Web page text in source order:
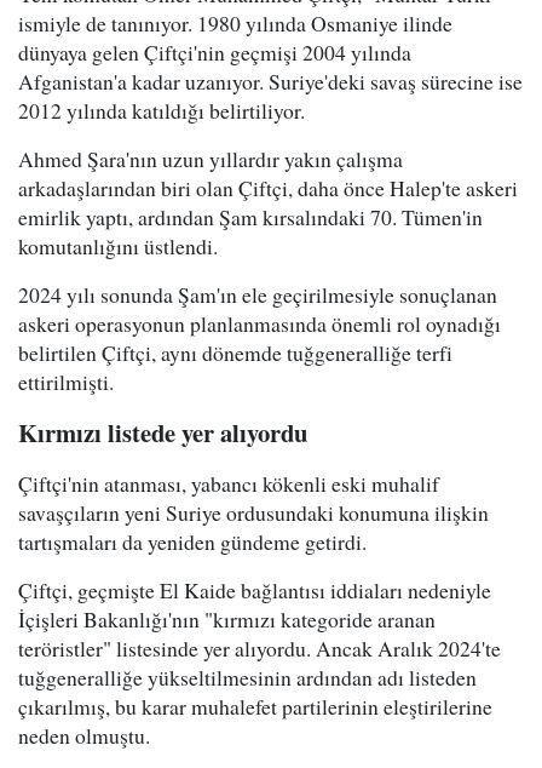
ismiyle de tanınıyor. 1980 yılında Osmaniye ilinde
dünyaya gelen Çiftçi'nin geçmişi 2004 yılında
Afganistan'a kadar uzanıyor. Suriye'deki savaş sürecine ise
2012 yılında katıldığı belirtiliyor.
Ahmed Şara'nın uzun yıllardır yakın çalışma
arkadaşlarından biri olan Çiftçi, daha önce Halep'te askeri
emirlik yaptı, ardından Şam kırsalındaki 70. Tümen'in
komutanlığını üstlendi.
2024 yılı sonunda Şam'ın ele geçirilmesiyle sonuçlanan
askeri operasyonun planlanmasında önemli rol oynadığı
belirtilen Çiftçi, aynı dönemde tuğgeneralliğe terfi
ettirilmişti.
Kırmızı listede yer alıyordu
Çiftçi'nin atanması, yabancı kökenli eski muhalif
savaşçıların yeni Suriye ordusundaki konumuna ilişkin
tartışmaları da yeniden gündeme getirdi.
Çiftçi, geçmişte El Kaide bağlantısı iddiaları nedeniyle
İçişleri Bakanlığı'nın "kırmızı kategoride aranan
teröristler" listesinde yer alıyordu. Ancak Aralık 2024'te
tuğgeneralliğe yükseltilmesinin ardından adı listeden
çıkarılmış, bu karar muhalefet partilerinin eleştirilerine
neden olmuştu.